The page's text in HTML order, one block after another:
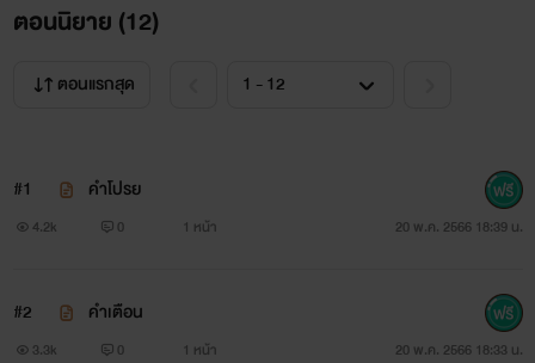
ตอนนิยาย (12)
ตอนแรกสุด
#1 คำโปรย
4.2k 0 1 หน้า 20 พ.ค. 2566 18:39 น.
#2 คำเตือน
3.3k 0 1 หน้า 20 พ.ค. 2566 18:33 น.